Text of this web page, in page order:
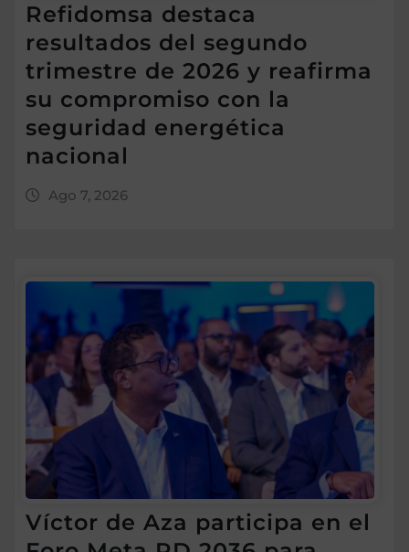
Refidomsa destaca
resultados del segundo
trimestre de 2026 y reafirma
su compromiso con la
seguridad energética
nacional
Ago 7, 2026
Víctor de Aza participa en el